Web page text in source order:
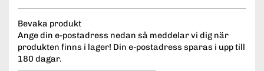
Bevaka produkt
Ange din e-postadress nedan så meddelar vi dig när
produkten finns i lager! Din e-postadress sparas i upp till
180 dagar.